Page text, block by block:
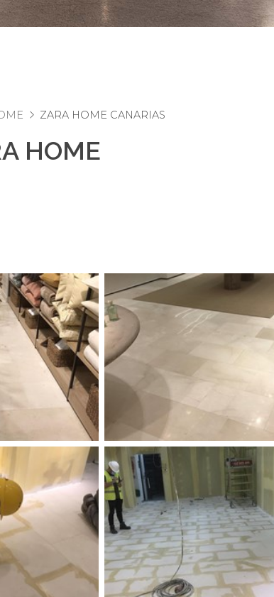
ZARA HOME CANARIAS
HOME